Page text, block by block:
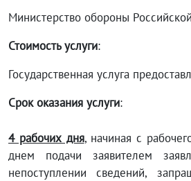
Министерство обороны
Стоимость услуги:
Государственная услуга
Срок оказания услуги:
4 рабочих дня, начиная с
днем подачи заявителем
непоступлении сведений,